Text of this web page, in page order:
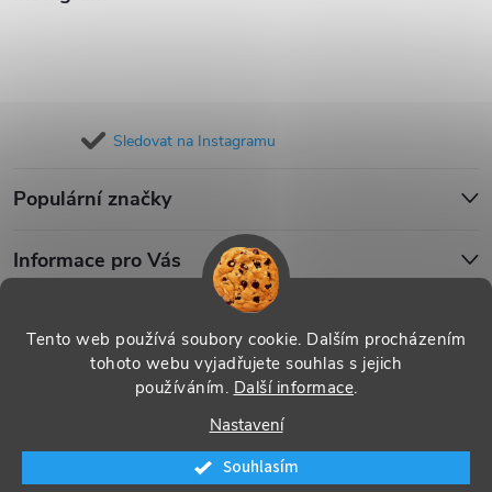
Tento web používá soubory cookie. Dalším procházením
tohoto webu vyjadřujete souhlas s jejich
používáním. Další informace.
Nastavení
Souhlasím
Sledovat na Instagramu
Populární značky
Informace pro Vás
Vytvořil Shoptet
Copyright 2026 . Všechna práva vyhrazena.
nastavení cookies